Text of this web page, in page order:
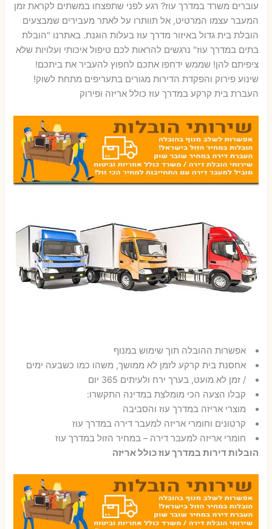
עוברים משרד במדרך עוז? רגע לפני שתפצחו במשתים לקראת זמן
המעבר עצמו המרטיט, אל תוותרו על לאתר מעבירים שמבצעים
הובלת בית גדול באיזור מדרך עוז בעלות הוגנת. באתרנו "הובלת
בתים במדרך עוז" נרגשים להראות לכם טיפול איכותי ועלויות שלא
ציפיתם להן! שממש ידחפו אתכם לחפוץ להעביר את ביתכם!
שינוע פירוק והפקדת הדירות מגורים בתעריפים מתחת לשוק!
העברת בית קרקע במדרך עוז כולל אריזה ופירוק
אפשרות ההובלה תוך שימוש במנוף
אחסנת בית קרקע לזמן לא ממושך, משהו כמו כשבעה ימים
/ זמן לא מועט, בערך ירח ולעיתים 365 יום
קבלו הצעה הכי מומלצת במדינה התקשרו:
מוצרי אריזה במדרך עוז והסביבה
קרטונים וחומרי אריזה למעבר דירה במדרך עוז
חומרי אריזה למעבר דירה – במחיר הזול במדרך עוז
הובלות דירות במדרך עוז כולל אריזה